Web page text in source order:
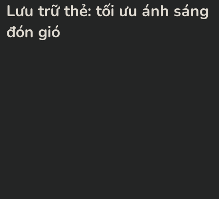
Lưu trữ thẻ:tối ưu ánh sáng
đón gió